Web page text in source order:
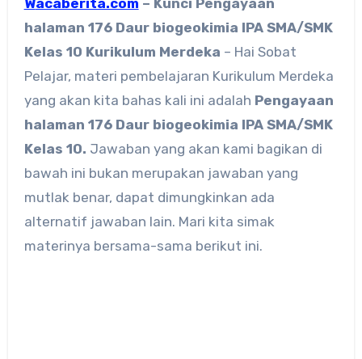
halaman 176 Daur biogeokimia IPA SMA/SMK
Kelas 10 Kurikulum Merdeka – Hai Sobat
Pelajar, materi pembelajaran Kurikulum Merdeka
yang akan kita bahas kali ini adalah Pengayaan
halaman 176 Daur biogeokimia IPA SMA/SMK
Kelas 10. Jawaban yang akan kami bagikan di
bawah ini bukan merupakan jawaban yang
mutlak benar, dapat dimungkinkan ada
alternatif jawaban lain. Mari kita simak
materinya bersama-sama berikut ini.